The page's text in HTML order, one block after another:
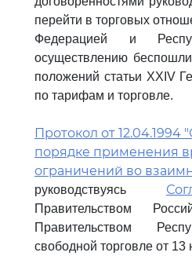
перейти в торговых
Федерацией и
осуществлению
положений статьи XXIV
по тарифам и торговле.
Протокол от 12.04.1994
порядке применения
ограничений во
руководствуясь
Правительством
Правительством
свободной торговле от 13